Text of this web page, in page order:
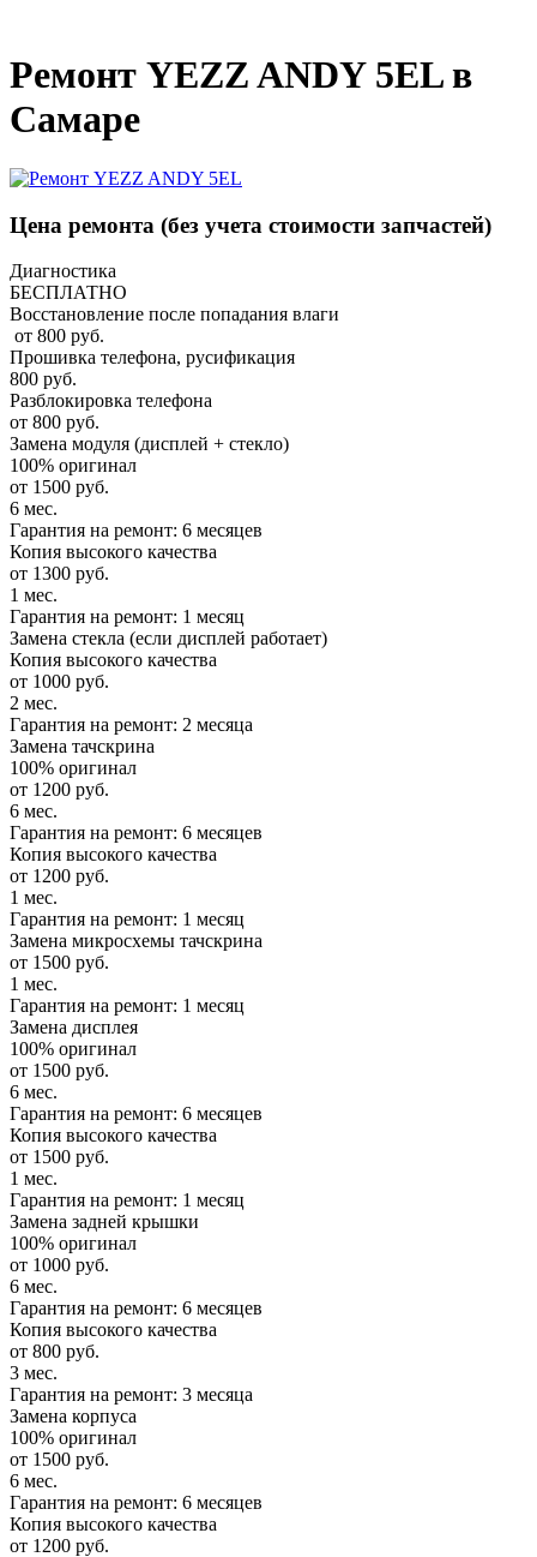
Ремонт YEZZ ANDY 5EL в
Самаре
Цена ремонта (без учета стоимости запчастей)
Диагностика
БЕСПЛАТНО
Восстановление после попадания влаги
от 800 руб.
Прошивка телефона, русификация
800 руб.
Разблокировка телефона
от 800 руб.
Замена модуля (дисплей + стекло)
100% оригинал
от 1500 руб.
6 мес.
Гарантия на ремонт: 6 месяцев
Копия высокого качества
от 1300 руб.
1 мес.
Гарантия на ремонт: 1 месяц
Замена стекла (если дисплей работает)
Копия высокого качества
от 1000 руб.
2 мес.
Гарантия на ремонт: 2 месяца
Замена тачскрина
100% оригинал
от 1200 руб.
6 мес.
Гарантия на ремонт: 6 месяцев
Копия высокого качества
от 1200 руб.
1 мес.
Гарантия на ремонт: 1 месяц
Замена микросхемы тачскрина
от 1500 руб.
1 мес.
Гарантия на ремонт: 1 месяц
Замена дисплея
100% оригинал
от 1500 руб.
6 мес.
Гарантия на ремонт: 6 месяцев
Копия высокого качества
от 1500 руб.
1 мес.
Гарантия на ремонт: 1 месяц
Замена задней крышки
100% оригинал
от 1000 руб.
6 мес.
Гарантия на ремонт: 6 месяцев
Копия высокого качества
от 800 руб.
3 мес.
Гарантия на ремонт: 3 месяца
Замена корпуса
100% оригинал
от 1500 руб.
6 мес.
Гарантия на ремонт: 6 месяцев
Копия высокого качества
от 1200 руб.